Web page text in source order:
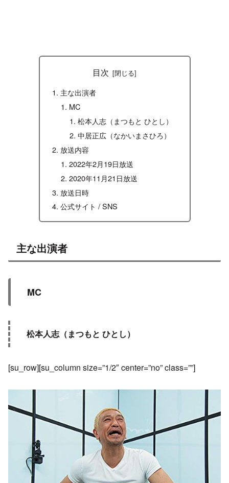
目次
主な出演者
MC
松本人志（まつもと ひとし）
中居正広（なかいまさひろ）
放送内容
2022年2月19日放送
2020年11月21日放送
放送日時
公式サイト / SNS
主な出演者
MC
松本人志（まつもと ひとし）
[su_row][su_column size=”1/2″ center=”no” class=””]